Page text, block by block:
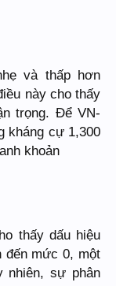
và thấp hơn
này cho thấy
trọng. Để VN-
kháng cự 1,300
khoản
thấy dấu hiệu
đến mức 0, một
nhiên, sự phân